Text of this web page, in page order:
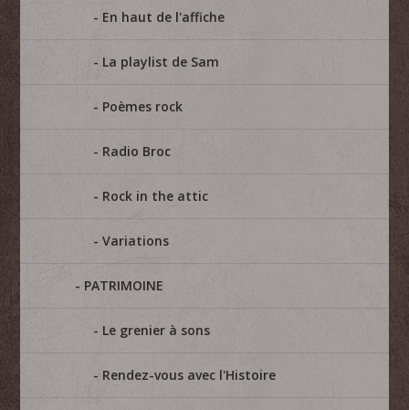
En haut de l'affiche
La playlist de Sam
Poèmes rock
Radio Broc
Rock in the attic
Variations
PATRIMOINE
Le grenier à sons
Rendez-vous avec l'Histoire